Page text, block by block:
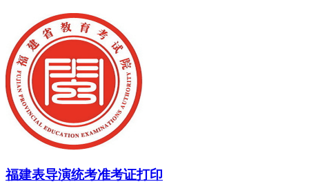
福建表导演统考准考证打印